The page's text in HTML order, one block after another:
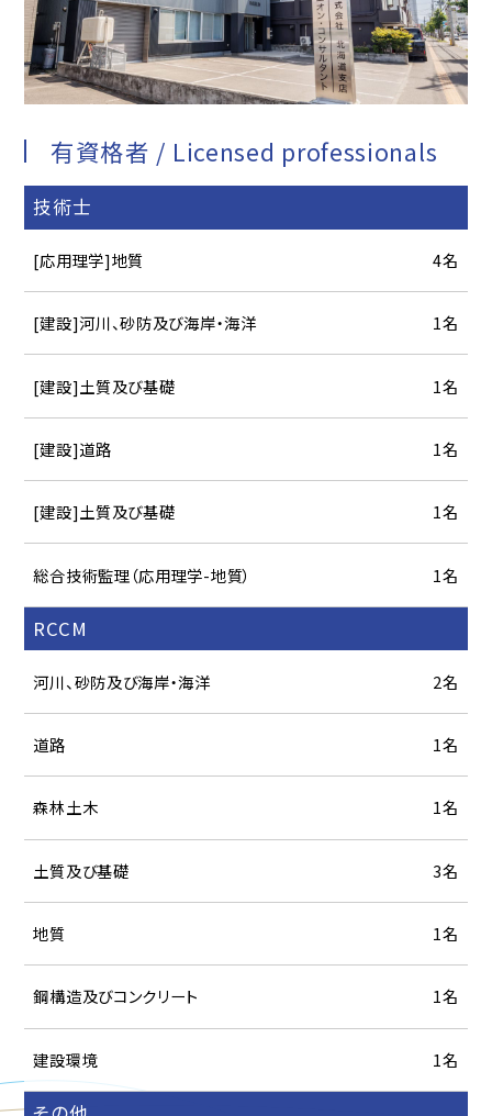
有資格者 / Licensed professionals
技術士
[応用理学]地質 4名
[建設]河川、砂防及び海岸・海洋 1名
[建設]土質及び基礎 1名
[建設]道路 1名
[建設]土質及び基礎 1名
総合技術監理（応用理学-地質） 1名
RCCM
河川、砂防及び海岸・海洋 2名
道路 1名
森林土木 1名
土質及び基礎 3名
地質 1名
鋼構造及びコンクリート 1名
建設環境 1名